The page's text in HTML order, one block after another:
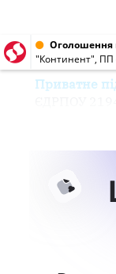
"Континент", ПП
Приватне